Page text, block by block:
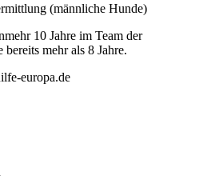
(männliche Hunde)
10 Jahre im Team der
mehr als 8 Jahre.
europa.de